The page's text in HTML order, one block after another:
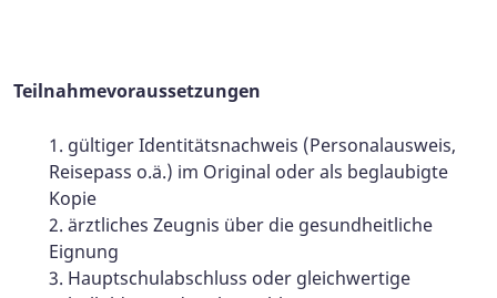
Teilnahmevoraussetzungen
gültiger Identitätsnachweis (Personalausweis,
Reisepass o.ä.) im Original oder als beglaubigte
Kopie
ärztliches Zeugnis über die gesundheitliche
Eignung
Hauptschulabschluss oder gleichwertige